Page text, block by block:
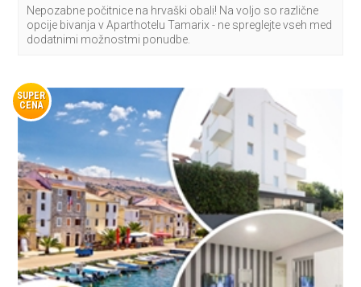
Nepozabne počitnice na hrvaški obali! Na voljo so različne
opcije bivanja v Aparthotelu Tamarix - ne spreglejte vseh med
dodatnimi možnostmi ponudbe.
SUPER
CENA